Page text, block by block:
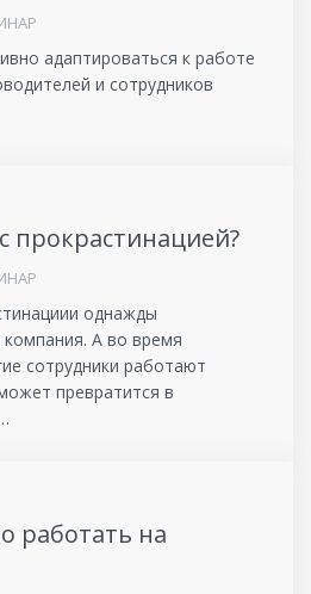
адаптироваться к работе
и сотрудников
прокрастинацией?
однажды
компания. А во время
сотрудники работают
превратится в
работать на